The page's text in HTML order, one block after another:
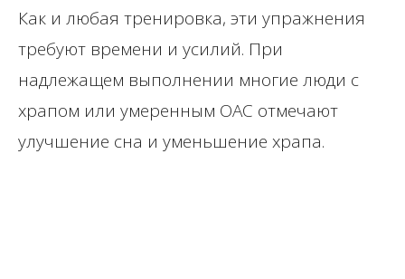
Как и любая тренировка, эти упражнения
требуют времени и усилий. При
надлежащем выполнении многие люди с
храпом или умеренным ОАС отмечают
улучшение сна и уменьшение храпа.